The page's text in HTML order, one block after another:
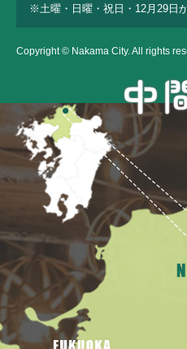
※土曜・日曜・祝日・12月29日
Copyright © Nakama City. All rights